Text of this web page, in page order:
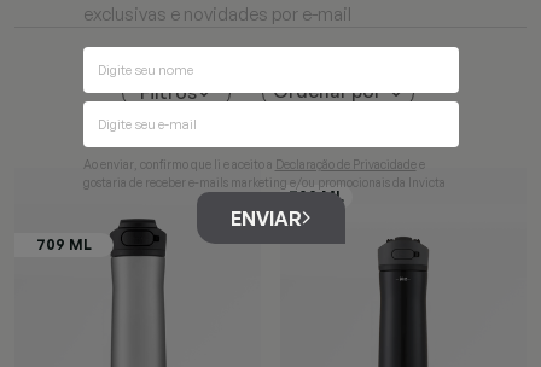
Filtros Ordenar por
exclusivas e novidades por e-mail
Ao enviar, confirmo que li e aceito a Declaração de Privacidadee
gostaria de receber e-mails marketing e/ou promocionais da Invicta
ENVIAR